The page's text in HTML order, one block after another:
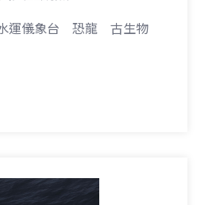
運儀象台 恐龍 古生物